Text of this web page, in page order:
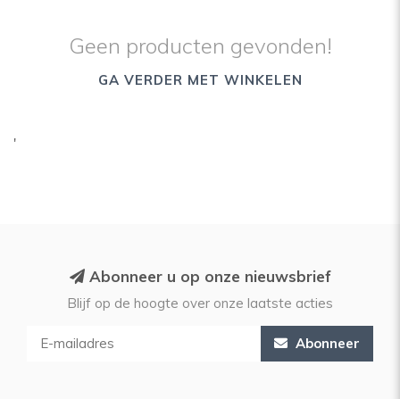
Geen producten gevonden!
GA VERDER MET WINKELEN
'
Abonneer u op onze nieuwsbrief
Blijf op de hoogte over onze laatste acties
Abonneer